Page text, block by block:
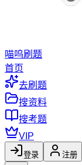
喵呜刷题
首页
去刷题
搜资料
搜考题
VIP
登录 注册